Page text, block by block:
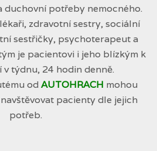
duchovní potřeby nemocného.
zdravotní sestry, sociální
sestřičky, psychoterapeut a
je pacientovi i jeho blízkým k
týdnu, 24 hodin denně.
od AUTOHRACH mohou
pacienty dle jejich
potřeb.